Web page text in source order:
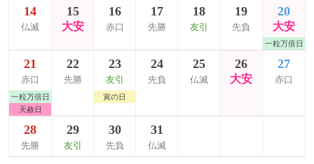
14
仏滅
15
大安
16
赤口
17
先勝
18
友引
19
先負
20
大安
一粒万倍日
21
赤口
一粒万倍日
天赦日
22
先勝
23
友引
寅の日
24
先負
25
仏滅
26
大安
27
赤口
28
先勝
29
友引
30
先負
31
仏滅